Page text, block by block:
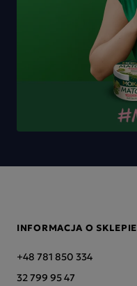
INFORMACJA O SKLEPIE
+48 781 850 334
32 799 95 47